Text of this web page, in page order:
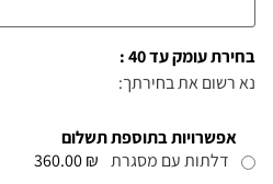
בחירת עומק עד 40 :
נא רשום את בחירתך:
אפשרויות בתוספת תשלום
דלתות עם מסגרת ₪ 360.00